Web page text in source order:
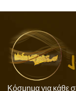
Κόσμημα για κάθε